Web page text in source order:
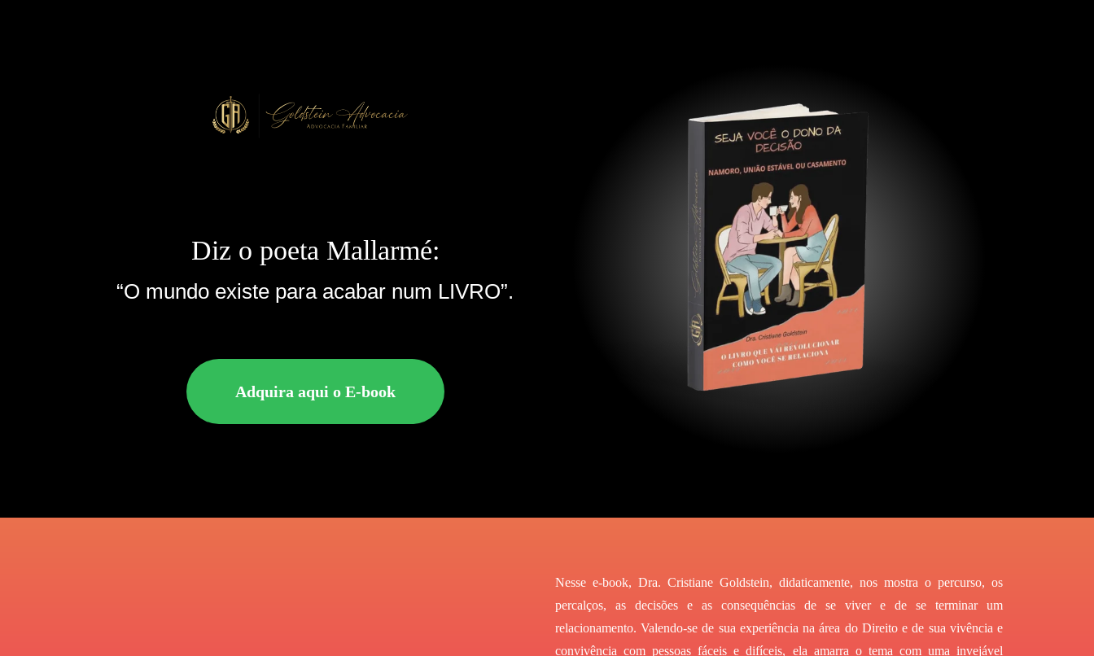
Diz o poeta Mallarmé:
“O mundo existe para acabar num LIVRO”.
Adquira aqui o E-book
Nesse e-book, Dra. Cristiane Goldstein, didaticamente, nos mostra o percurso, os
percalços, as decisões e as consequências de se viver e de se terminar um
relacionamento. Valendo-se de sua experiência na área do Direito e de sua vivência e
convivência com pessoas fáceis e difíceis, ela amarra o tema com uma invejável